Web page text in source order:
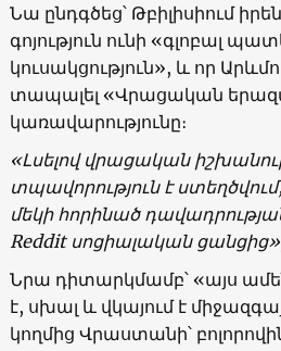
Նա ընդգծեց՝ Թբիլիսիում
գոյություն ունի «գլոբալ
կուսակցություն», և որ
տապալել «Վրացական
կառավարությունը։
«Լսելով վրացական
տպավորություն է ստեղծվում,
մեկի հորինած
Reddit սոցիալական
Նրա դիտարկմամբ՝ «այս
է, սխալ և վկայում է
կողմից Վրաստանի՝